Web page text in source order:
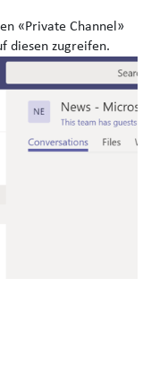
«Private Channel»
diesen zugreifen.